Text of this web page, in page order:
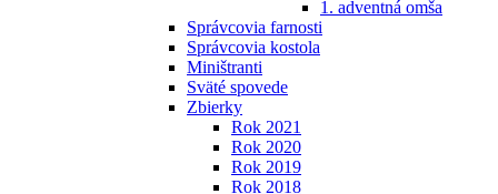
1. adventná omša
Správcovia farnosti
Správcovia kostola
Miništranti
Sväté spovede
Zbierky
Rok 2021
Rok 2020
Rok 2019
Rok 2018